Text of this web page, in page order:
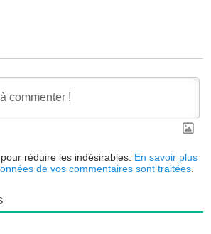
réduire les indésirables. En savoir plus
de vos commentaires sont traitées